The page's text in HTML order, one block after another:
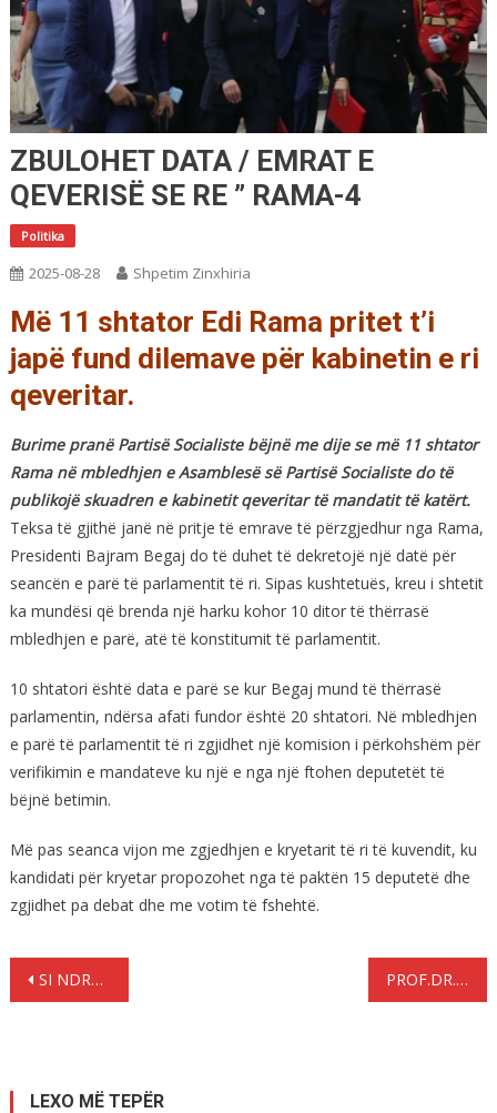
ZBULOHET DATA / EMRAT E
QEVERISË SE RE ” RAMA-4
Politika
2025-08-28 Shpetim Zinxhiria
Më 11 shtator Edi Rama pritet t’i
japë fund dilemave për kabinetin e ri
qeveritar.
Burime pranë Partisë Socialiste bëjnë me dije se më 11 shtator
Rama në mbledhjen e Asamblesë së Partisë Socialiste do të
publikojë skuadren e kabinetit qeveritar të mandatit të katërt.
Teksa të gjithë janë në pritje të emrave të përzgjedhur nga Rama,
Presidenti Bajram Begaj do të duhet të dekretojë një datë për
seancën e parë të parlamentit të ri. Sipas kushtetuës, kreu i shtetit
ka mundësi që brenda një harku kohor 10 ditor të thërrasë
mbledhjen e parë, atë të konstitumit të parlamentit.
10 shtatori është data e parë se kur Begaj mund të thërrasë
parlamentin, ndërsa afati fundor është 20 shtatori. Në mbledhjen
e parë të parlamentit të ri zgjidhet një komision i përkohshëm për
verifikimin e mandateve ku një e nga një ftohen deputetët të
bëjnë betimin.
Më pas seanca vijon me zgjedhjen e kryetarit të ri të kuvendit, ku
kandidati për kryetar propozohet nga të paktën 15 deputetë dhe
zgjidhet pa debat dhe me votim të fshehtë.
Lëvizje
SI NDRYSHOI PASURIA E MINISTRAVE VETERANË PROF.DR. MALAJ: “PARATË NUK RRITEN NË PEMË”
LEXO MË TEPËR